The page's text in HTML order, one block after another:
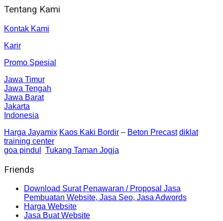
Tentang Kami
Kontak Kami
Karir
Promo Spesial
Jawa Timur
Jawa Tengah
Jawa Barat
Jakarta
Indonesia
Harga Jayamix Kaos Kaki Bordir – Beton Precast diklat
training center
goa pindul
Tukang Taman Jogja
Friends
Download Surat Penawaran / Proposal Jasa
Pembuatan Website, Jasa Seo, Jasa Adwords
Harga Website
Jasa Buat Website